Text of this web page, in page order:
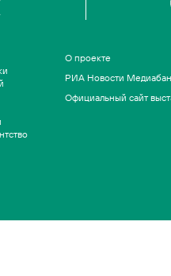
О проекте
РИА Новости
Официальный сайт